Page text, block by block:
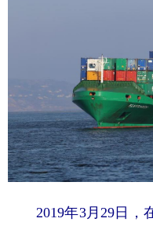
北京 天津
辽宁 吉林
浙江 安徽
山东 河南
2019年3月29日，